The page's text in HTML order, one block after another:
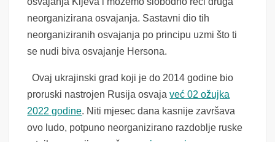
neorganizirana osvajanja. Sastavni dio tih
neorganiziranih osvajanja po principu uzmi što ti
se nudi biva osvajanje Hersona.
Ovaj ukrajinski grad koji je do 2014 godine bio
proruski nastrojen Rusija osvajaveć 02 ožujka
2022 godine. Niti mjesec dana kasnije završava
ovo ludo, potpuno neorganizirano razdoblje ruske